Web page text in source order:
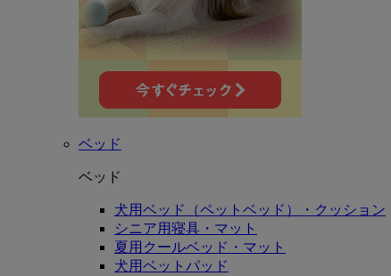
ベッド
ベッド
犬用ベッド（ペットベッド）・クッション
シニア用寝具・マット
夏用クールベッド・マット
犬用ベットパッド